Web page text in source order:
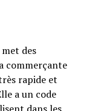
des
commerçante
rapide et
a un code